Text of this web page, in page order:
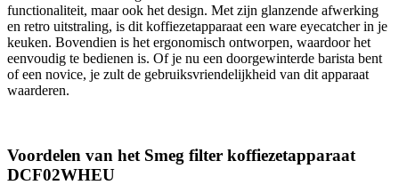
functionaliteit, maar ook het design. Met zijn glanzende afwerking
en retro uitstraling, is dit koffiezetapparaat een ware eyecatcher in je
keuken. Bovendien is het ergonomisch ontworpen, waardoor het
eenvoudig te bedienen is. Of je nu een doorgewinterde barista bent
of een novice, je zult de gebruiksvriendelijkheid van dit apparaat
waarderen.
Voordelen van het Smeg filter koffiezetapparaat
DCF02WHEU